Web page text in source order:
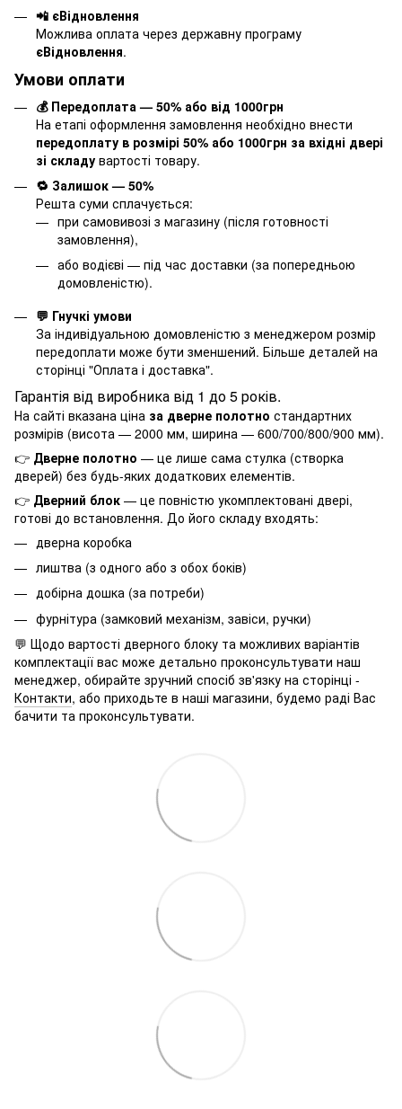
📲 єВідновлення
Можлива оплата через державну програму
єВідновлення.
Умови оплати
💰 Передоплата — 50% або від 1000грн
На етапі оформлення замовлення необхідно внести
передоплату в розмірі 50% або 1000грн за вхідні двері
зі складу вартості товару.
🔁 Залишок — 50%
Решта суми сплачується:
при самовивозі з магазину (після готовності
замовлення),
або водієві — під час доставки (за попередньою
домовленістю).
💬 Гнучкі умови
За індивідуальною домовленістю з менеджером розмір
передоплати може бути зменшений. Більше деталей на
сторінці "Оплата і доставка".
Гарантія від виробника від 1 до 5 років.
На сайті вказана ціна за дверне полотно стандартних
розмірів (висота — 2000 мм, ширина — 600/700/800/900 мм).
👉 Дверне полотно — це лише сама стулка (створка
дверей) без будь-яких додаткових елементів.
👉 Дверний блок — це повністю укомплектовані двері,
готові до встановлення. До його складу входять:
дверна коробка
лиштва (з одного або з обох боків)
добірна дошка (за потреби)
фурнітура (замковий механізм, завіси, ручки)
💬 Щодо вартості дверного блоку та можливих варіантів
комплектації вас може детально проконсультувати наш
менеджер, обирайте зручний спосіб зв'язку на сторінці -
Контакти, або приходьте в наші магазини, будемо раді Вас
бачити та проконсультувати.